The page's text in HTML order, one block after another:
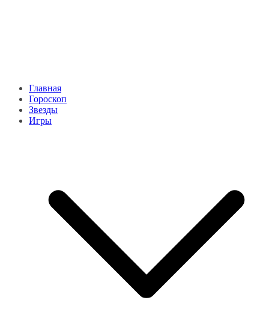
Главная
Гороскоп
Звезды
Игры